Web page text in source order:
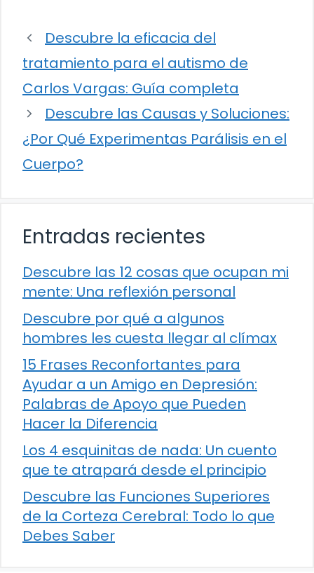
Descubre la eficacia del
tratamiento para el autismo de
Carlos Vargas: Guía completa
Descubre las Causas y Soluciones:
¿Por Qué Experimentas Parálisis en el
Cuerpo?
Entradas recientes
Descubre las 12 cosas que ocupan mi
mente: Una reflexión personal
Descubre por qué a algunos
hombres les cuesta llegar al clímax
15 Frases Reconfortantes para
Ayudar a un Amigo en Depresión:
Palabras de Apoyo que Pueden
Hacer la Diferencia
Los 4 esquinitas de nada: Un cuento
que te atrapará desde el principio
Descubre las Funciones Superiores
de la Corteza Cerebral: Todo lo que
Debes Saber